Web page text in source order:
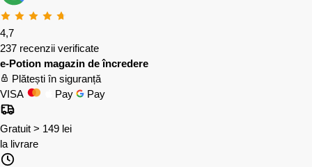
4,7
237 recenzii verificate
e-Potion magazin de încredere
Plătești în siguranță
VISA
Pay Pay
Gratuit > 149 lei
la livrare